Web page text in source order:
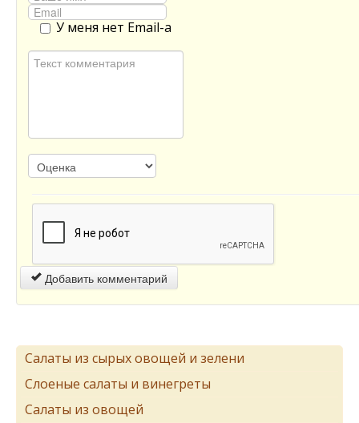
У меня нет Email-а
Добавить комментарий
Салаты из сырых овощей и зелени
Слоеные салаты и винегреты
Салаты из овощей